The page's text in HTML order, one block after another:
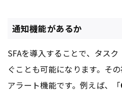
通知機能があるか
SFAを導入することで、タス
ぐことも可能になります。そ
アラート機能です。例えば、